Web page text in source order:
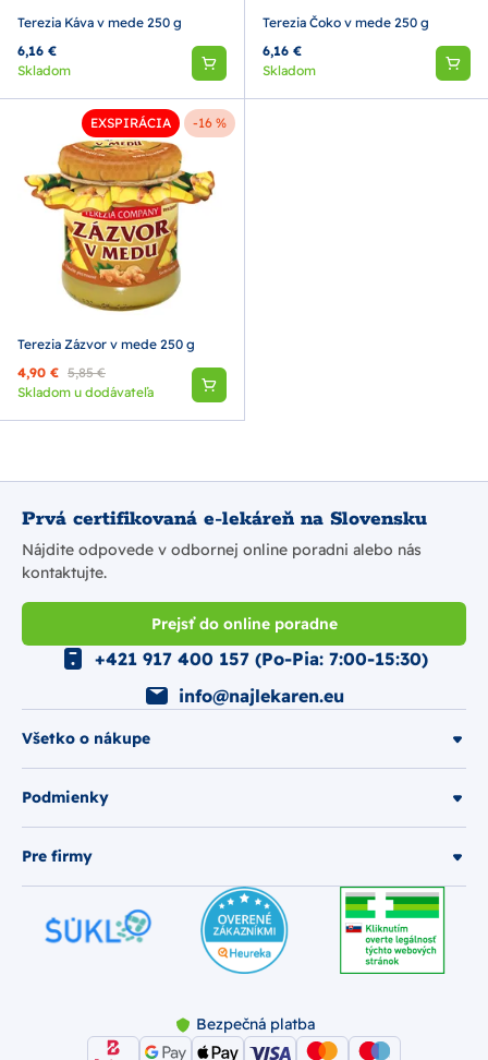
Terezia Káva v mede 250 g
6,16 €
Skladom
Terezia Čoko v mede 250 g
6,16 €
Skladom
EXSPIRÁCIA -16 %
Terezia Zázvor v mede 250 g
4,90 € 5,85 €
Skladom u dodávateľa
Prvá certifikovaná e-lekáreň na Slovensku
Nájdite odpovede v odbornej online poradni alebo nás
kontaktujte.
Prejsť do online poradne
Všetko o nákupe
Podmienky
Pre firmy
+421 917 400 157 (Po-Pia: 7:00-15:30)
info@najlekaren.eu
Bezpečná platba